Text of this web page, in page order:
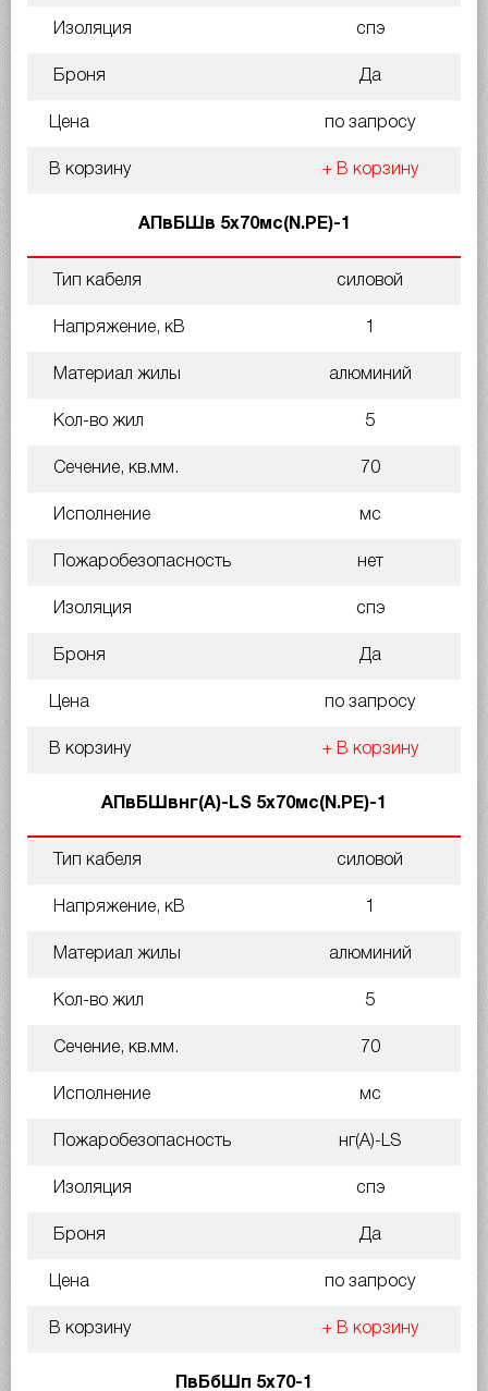
Изоляция спэ
Броня Да
Цена по запросу
В корзину + В корзину
АПвБШв 5х70мс(N.PE)-1
Тип кабеля силовой
Напряжение, кВ 1
Материал жилы алюминий
Кол-во жил 5
Сечение, кв.мм. 70
Исполнение мс
Пожаробезопасность нет
Изоляция спэ
Броня Да
Цена по запросу
В корзину + В корзину
АПвБШвнг(A)-LS 5х70мс(N.PE)-1
Тип кабеля силовой
Напряжение, кВ 1
Материал жилы алюминий
Кол-во жил 5
Сечение, кв.мм. 70
Исполнение мс
Пожаробезопасность нг(A)-LS
Изоляция спэ
Броня Да
Цена по запросу
В корзину + В корзину
ПвБбШп 5х70-1